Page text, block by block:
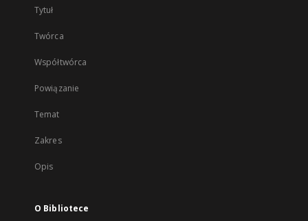
Tytuł
Twórca
Współtwórca
Powiązanie
Temat
Zakres
Opis
O Bibliotece